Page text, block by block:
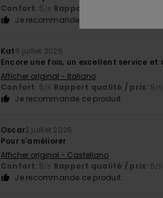
Confort: 5/5 Rapport qualité / prix
Je recommande ce produit
Kat6 juillet 2026
Encore une fois, un excellent service
Afficher original - Italiano
Confort: 5/5 Rapport qualité / prix: 5/5
Je recommande ce produit
Oscar2 juillet 2026
Pour s'améliorer
Afficher original - Castellano
Confort: 5/5 Rapport qualité / prix: 5/5
Je recommande ce produit